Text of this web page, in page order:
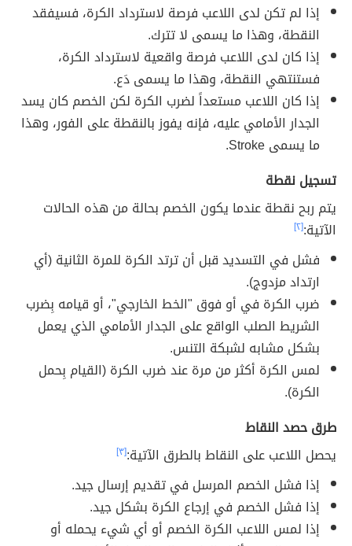
إذا لم تكن لدى اللاعب فرصة لاسترداد الكرة، فسيفقد
النقطة، وهذا ما يسمى لا تترك.
إذا كان لدى اللاعب فرصة واقعية لاسترداد الكرة،
فستنتهي النقطة، وهذا ما يسمى دَع.
إذا كان اللاعب مستعداً لضرب الكرة لكن الخصم كان يسد
الجدار الأمامي عليه، فإنه يفوز بالنقطة على الفور، وهذا
ما يسمى Stroke.
تسجيل نقطة
يتم ربح نقطة عندما يكون الخصم بحالة من هذه الحالات
الآتية:[٢]
فشل في التسديد قبل أن ترتد الكرة للمرة الثانية (أي
ارتداد مزدوج).
ضرب الكرة في أو فوق "الخط الخارجي"، أو قيامه بِضرب
الشريط الصلب الواقع على الجدار الأمامي الذي يعمل
بشكل مشابه لشبكة التنس.
لمس الكرة أكثر من مرة عند ضرب الكرة (القيام بِحمل
الكرة).
طرق حصد النقاط
يحصل اللاعب على النقاط بالطرق الآتية:[٣]
إذا فشل الخصم المرسل في تقديم إرسال جيد.
إذا فشل الخصم في إرجاع الكرة بشكل جيد.
إذا لمس اللاعب الكرة الخصم أو أي شيء يحمله أو